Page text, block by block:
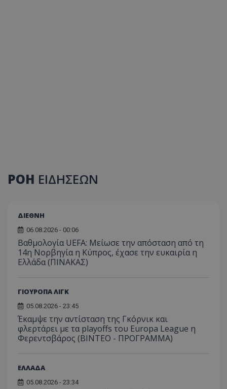
ΡΟΗ ΕΙΔΗΣΕΩΝ
ΔΙΕΘΝΗ
06.08.2026 - 00:06
Βαθμολογία UEFA: Μείωσε την απόσταση από τη
14η Νορβηγία η Κύπρος, έχασε την ευκαιρία η
Ελλάδα (ΠΙΝΑΚΑΣ)
ΓΙΟΥΡΟΠΑ ΛΙΓΚ
05.08.2026 - 23:45
Έκαμψε την αντίσταση της Γκόρνικ και
φλερτάρει με τα playoffs του Europa League η
Φερεντσβάρος (ΒΙΝΤΕΟ - ΠΡΟΓΡΑΜΜΑ)
ΕΛΛΑΔΑ
05.08.2026 - 23:34